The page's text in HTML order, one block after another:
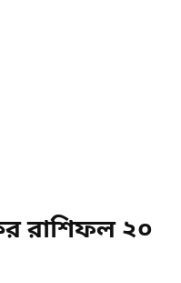
রাশিফল ২০